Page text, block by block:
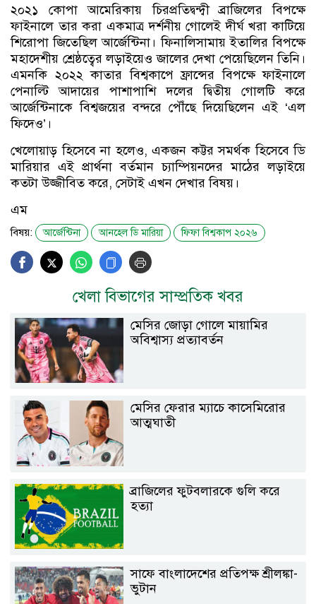
২০২১ কোপা আমেরিকায় চিরপ্রতিদ্বন্দ্বী ব্রাজিলের বিপক্ষে
ফাইনালে তার করা একমাত্র দর্শনীয় গোলেই দীর্ঘ খরা কাটিয়ে
শিরোপা জিতেছিল আর্জেন্টিনা। ফিনালিসামায় ইতালির বিপক্ষে
মহাদেশীয় শ্রেষ্ঠত্বের লড়াইয়েও জালের দেখা পেয়েছিলেন তিনি।
এমনকি ২০২২ কাতার বিশ্বকাপে ফ্রান্সের বিপক্ষে ফাইনালে
পেনাল্টি আদায়ের পাশাপাশি দলের দ্বিতীয় গোলটি করে
আর্জেন্টিনাকে বিশ্বজয়ের বন্দরে পৌঁছে দিয়েছিলেন এই ‘এল
ফিদেও’।
খেলোয়াড় হিসেবে না হলেও, একজন কট্টর সমর্থক হিসেবে ডি
মারিয়ার এই প্রার্থনা বর্তমান চ্যাম্পিয়নদের মাঠের লড়াইয়ে
কতটা উজ্জীবিত করে, সেটাই এখন দেখার বিষয়।
এম
বিষয়: আর্জেন্টিনা আনহেল ডি মারিয়া ফিফা বিশ্বকাপ ২০২৬
খেলা বিভাগের সাম্প্রতিক খবর
মেসির জোড়া গোলে মায়ামির
অবিশ্বাস্য প্রত্যাবর্তন
মেসির ফেরার ম্যাচে কাসেমিরোর
আত্মঘাতী
ব্রাজিলের ফুটবলারকে গুলি করে
হত্যা
সাফে বাংলাদেশের প্রতিপক্ষ শ্রীলঙ্কা-
ভুটান